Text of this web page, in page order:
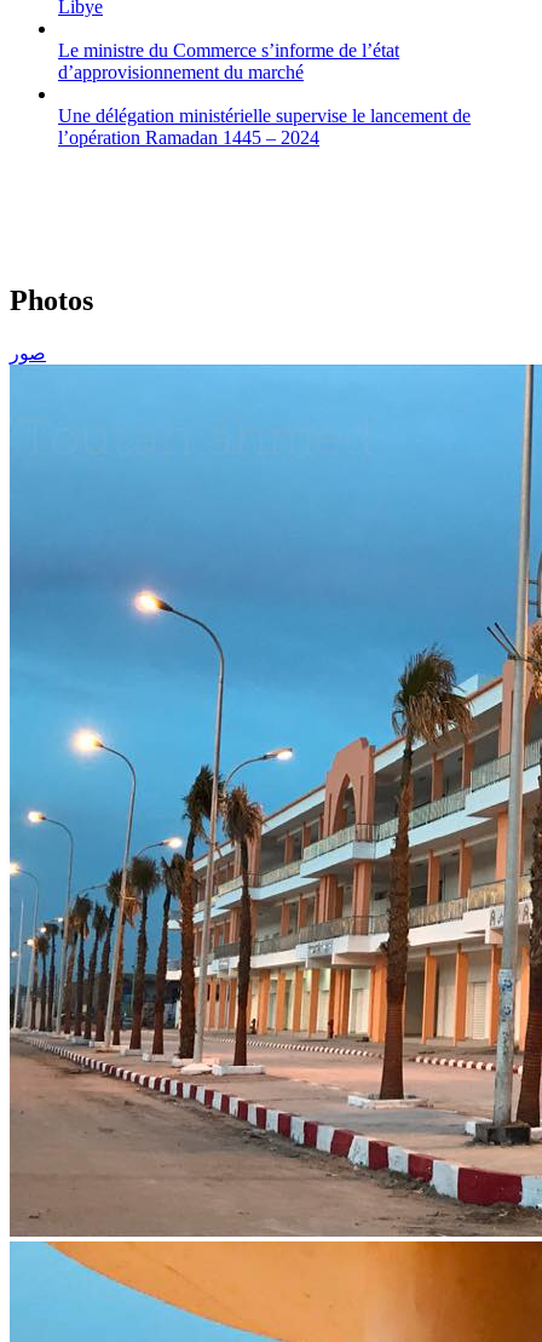
Libye
Le ministre du Commerce s’informe de l’état
d’approvisionnement du marché
Une délégation ministérielle supervise le lancement de
l’opération Ramadan 1445 – 2024
Photos
صور